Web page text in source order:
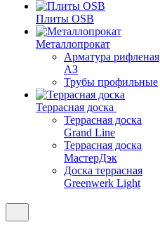
Плиты OSB
Металлопрокат
Арматура рифленая
АЗ
Трубы профильные
Террасная доска
Террасная доска
Grand Line
Террасная доска
МастерДэк
Доска террасная
Greenwerk Light